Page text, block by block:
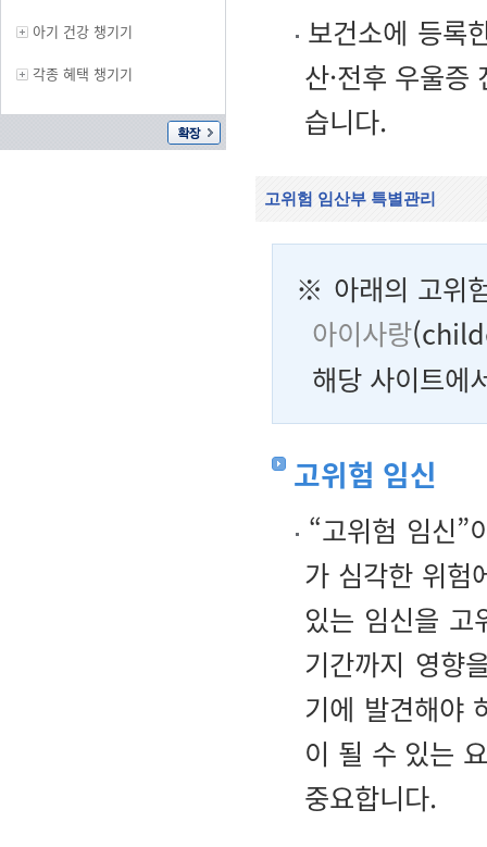
아기 건강 챙기기
각종 혜택 챙기기
보건소에 등록
산·전후 우울
습니다.
고위험 임산부 특별관리
※ 아래의 고위
아이사랑
해당 사이트에
고위험 임신
“고위험 임신”
가 심각한 위험
있는 임신을 고
기간까지 영향
기에 발견해야
이 될 수 있는
중요합니다.